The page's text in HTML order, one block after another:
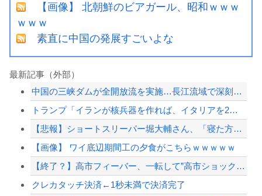
【画像】 北朝鮮のビアガール、昭和ｗｗｗ
ｗｗｗ
素直に中国の発展すごいよな
最新記事（外部）
中国の三峡ダムが全開放流を実施…長江流域で深刻な洪水被害！
トランプ「イランが核兵器を作れば、イタリアを2分で消滅させる」メローニ「核を持っ...
【悲報】ショートスリーパー堀大輔さん、「寝た方がいい」などと誹謗中傷され配信中に...
【画像】 ワイ底辺期間工の夕食がこちらｗｗｗｗｗ
【終了？】高市フィーバー、一転して”高市ショック”へ…支持率も市場も急降下ｗｗｗ...
クレカタッチ決済←1秒未満で決済完了